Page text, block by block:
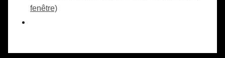
fenêtre)